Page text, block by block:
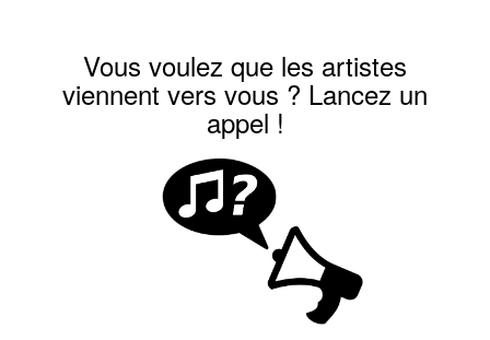
Vous voulez que les artistes
viennent vers vous ? Lancez un
appel !